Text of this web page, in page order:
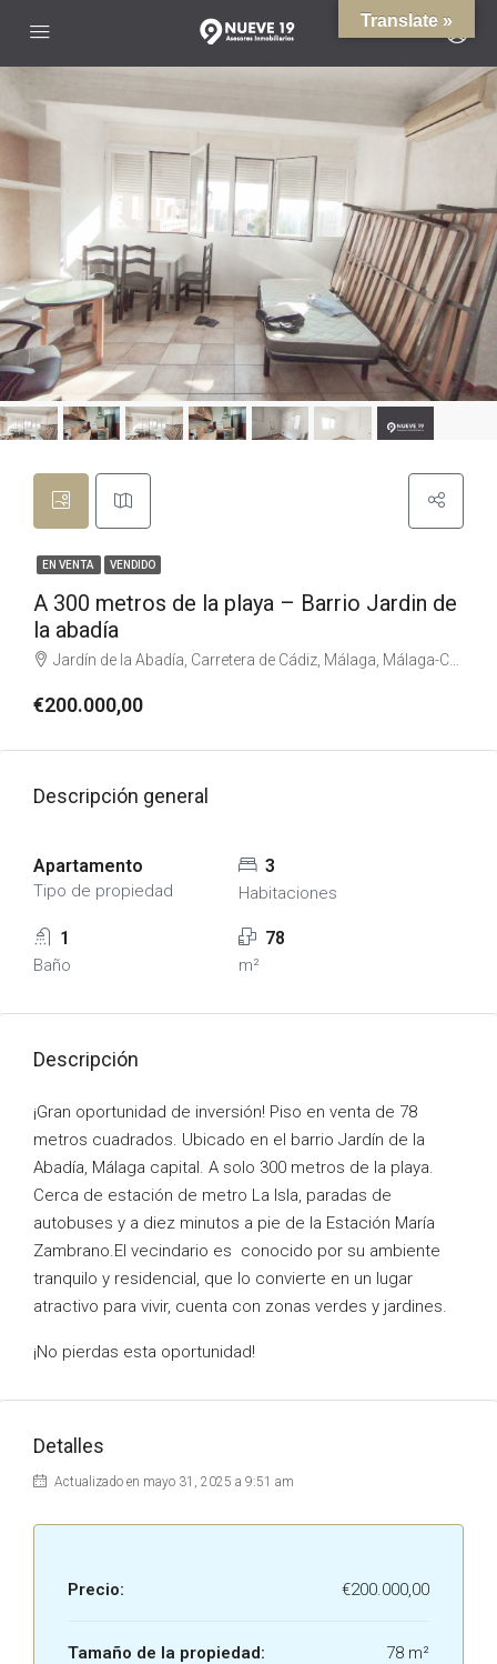
EN VENTA VENDIDO
A 300 metros de la playa – Barrio Jardin de
la abadía
Jardín de la Abadía, Carretera de Cádiz, Málaga, Málaga-Costa del Sol, Málaga, Andalucía, 29002, España, España, Málaga-Costa del Sol
€200.000,00
Descripción general
Apartamento
Tipo de propiedad
3
Habitaciones
1
Baño
78
m²
Descripción
¡Gran oportunidad de inversión! Piso en venta de 78
metros cuadrados. Ubicado en el barrio Jardín de la
Abadía, Málaga capital. A solo 300 metros de la playa.
Cerca de estación de metro La Isla, paradas de
autobuses y a diez minutos a pie de la Estación María
Zambrano.El vecindario es conocido por su ambiente
tranquilo y residencial, que lo convierte en un lugar
atractivo para vivir, cuenta con zonas verdes y jardines.
¡No pierdas esta oportunidad!
Detalles
Actualizado en mayo 31, 2025 a 9:51 am
Precio: €200.000,00
Tamaño de la propiedad: 78 m²
Translate »